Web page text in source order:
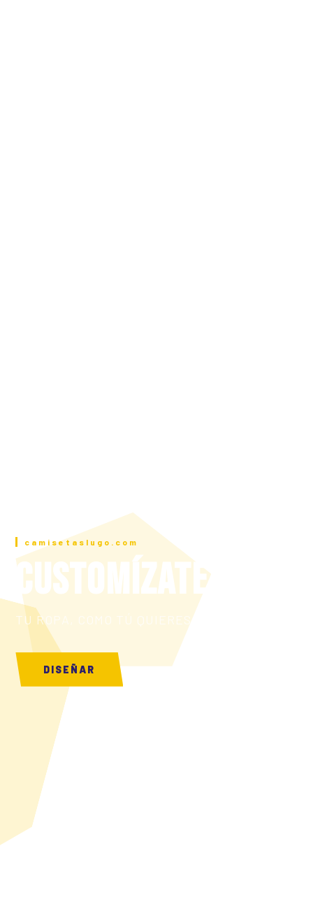
camisetaslugo.com
CUSTOMÍZATE
TU ROPA, COMO TÚ QUIERES
DISEÑAR